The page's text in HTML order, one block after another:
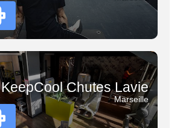
KeepCool Chutes Lavie
Marseille